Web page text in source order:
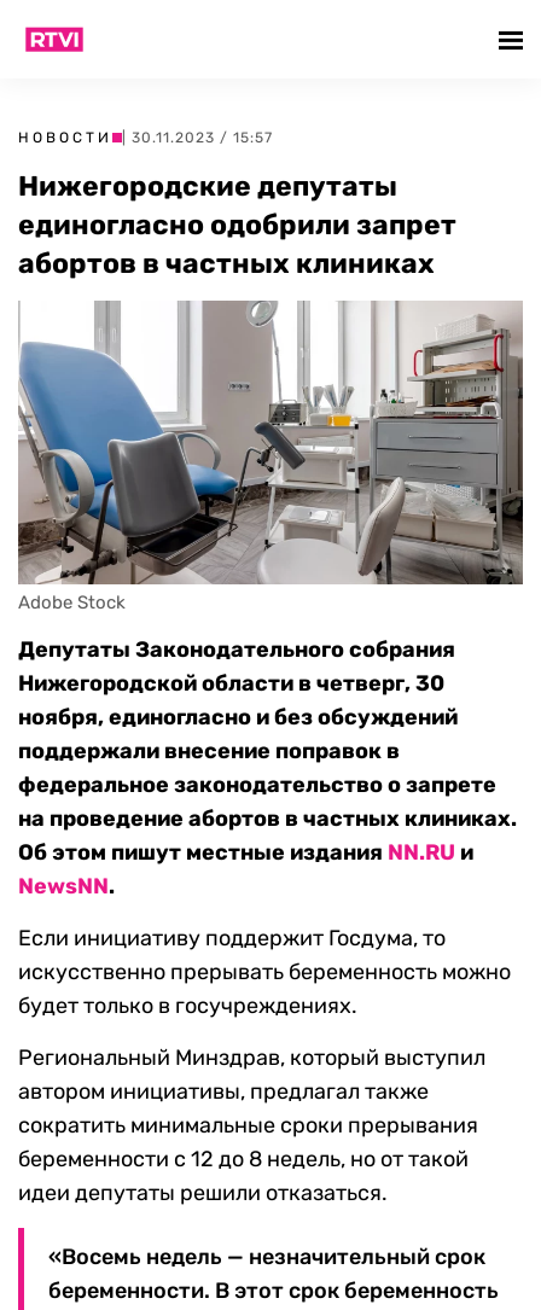
НОВОСТИ | 30.11.2023 / 15:57
Нижегородские депутаты
единогласно одобрили запрет
абортов в частных клиниках
Adobe Stock
Депутаты Законодательного собрания
Нижегородской области в четверг, 30
ноября, единогласно и без обсуждений
поддержали внесение поправок в
федеральное законодательство о запрете
на проведение абортов в частных клиниках.
Об этом пишут местные издания NN.RU и
NewsNN.
Если инициативу поддержит Госдума, то
искусственно прерывать беременность можно
будет только в госучреждениях.
Региональный Минздрав, который выступил
автором инициативы, предлагал также
сократить минимальные сроки прерывания
беременности с 12 до 8 недель, но от такой
идеи депутаты решили отказаться.
«Восемь недель — незначительный срок
беременности. В этот срок беременность